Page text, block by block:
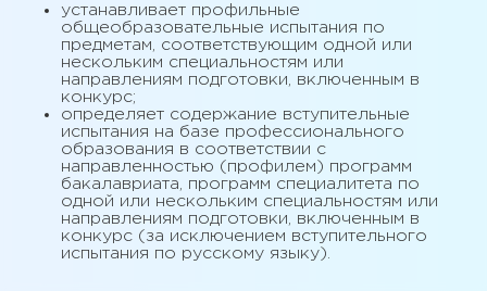
устанавливает профильные
общеобразовательные испытания по
предметам, соответствующим одной или
нескольким специальностям или
направлениям подготовки, включенным в
конкурс;
определяет содержание вступительные
испытания на базе профессионального
образования в соответствии с
направленностью (профилем) программ
бакалавриата, программ специалитета по
одной или нескольким специальностям или
направлениям подготовки, включенным в
конкурс (за исключением вступительного
испытания по русскому языку).